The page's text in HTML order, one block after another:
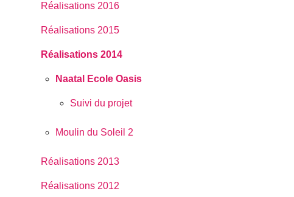
Réalisations 2016
Réalisations 2015
Réalisations 2014
Naatal Ecole Oasis
Suivi du projet
Moulin du Soleil 2
Réalisations 2013
Réalisations 2012